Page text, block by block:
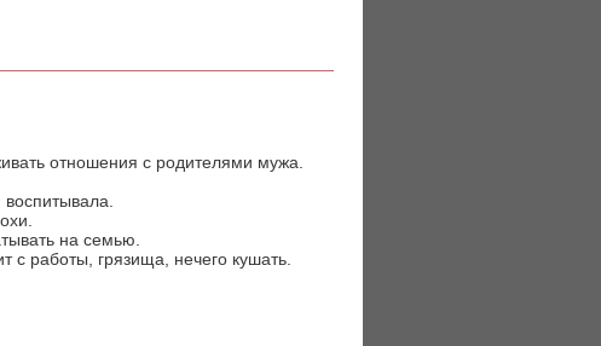
отношения с родителями мужа.
на семью.
с работы, грязища, нечего кушать.